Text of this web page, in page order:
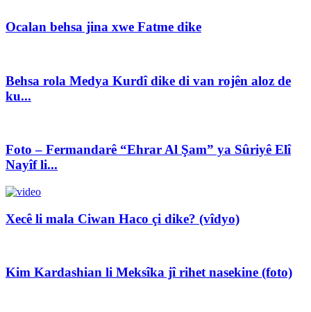
Ocalan behsa jina xwe Fatme dike
Behsa rola Medya Kurdî dike di van rojên aloz de
ku...
Foto – Fermandarê “Ehrar Al Şam” ya Sûriyê Elî
Nayîf li...
Xecê li mala Ciwan Haco çi dike? (vîdyo)
Kim Kardashian li Meksîka jî rihet nasekine (foto)